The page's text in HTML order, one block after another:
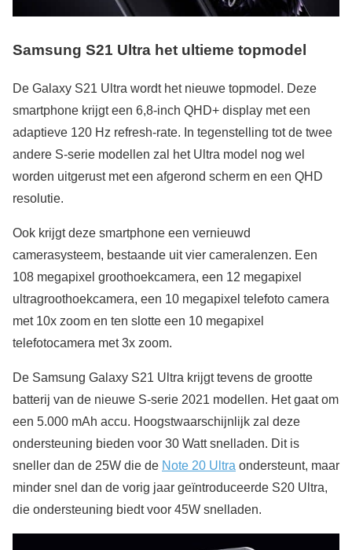
Samsung S21 Ultra het ultieme topmodel
De Galaxy S21 Ultra wordt het nieuwe topmodel. Deze
smartphone krijgt een 6,8-inch QHD+ display met een
adaptieve 120 Hz refresh-rate. In tegenstelling tot de twee
andere S-serie modellen zal het Ultra model nog wel
worden uitgerust met een afgerond scherm en een QHD
resolutie.
Ook krijgt deze smartphone een vernieuwd
camerasysteem, bestaande uit vier cameralenzen. Een
108 megapixel groothoekcamera, een 12 megapixel
ultragroothoekcamera, een 10 megapixel telefoto camera
met 10x zoom en ten slotte een 10 megapixel
telefotocamera met 3x zoom.
De Samsung Galaxy S21 Ultra krijgt tevens de grootte
batterij van de nieuwe S-serie 2021 modellen. Het gaat om
een 5.000 mAh accu. Hoogstwaarschijnlijk zal deze
ondersteuning bieden voor 30 Watt snelladen. Dit is
sneller dan de 25W die de Note 20 Ultra ondersteunt, maar
minder snel dan de vorig jaar geïntroduceerde S20 Ultra,
die ondersteuning biedt voor 45W snelladen.